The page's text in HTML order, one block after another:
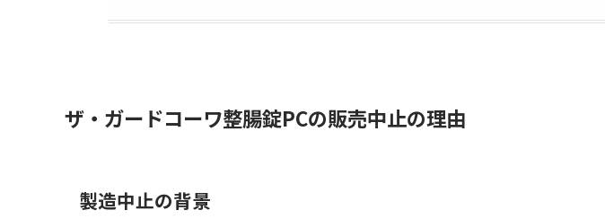
ザ・ガードコーワ整腸錠PCの販売中止の理由
製造中止の背景